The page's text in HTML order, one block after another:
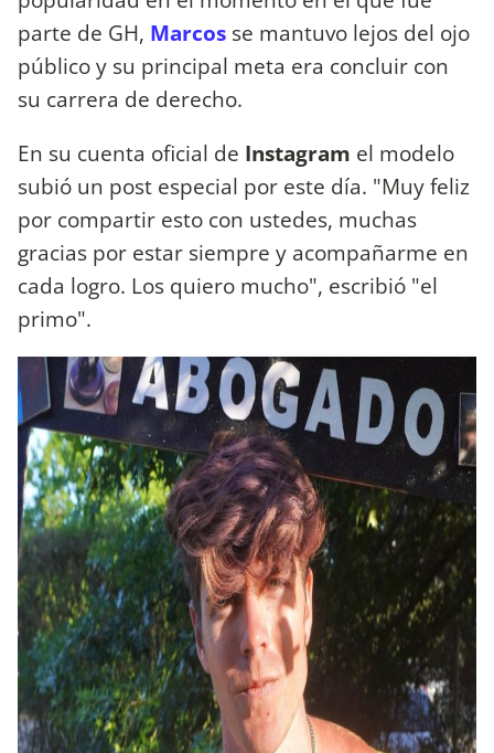
parte de GH, Marcos se mantuvo lejos del ojo
público y su principal meta era concluir con
su carrera de derecho.
En su cuenta oficial de Instagram el modelo
subió un post especial por este día. "Muy feliz
por compartir esto con ustedes, muchas
gracias por estar siempre y acompañarme en
cada logro. Los quiero mucho", escribió "el
primo".